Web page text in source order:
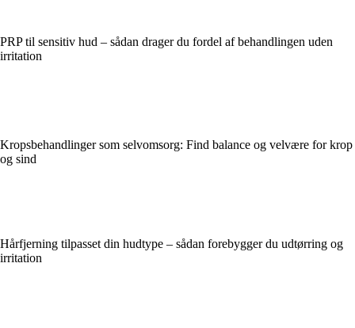
PRP til sensitiv hud – sådan drager du fordel af behandlingen uden
irritation
Kropsbehandlinger som selvomsorg: Find balance og velvære for krop
og sind
Hårfjerning tilpasset din hudtype – sådan forebygger du udtørring og
irritation